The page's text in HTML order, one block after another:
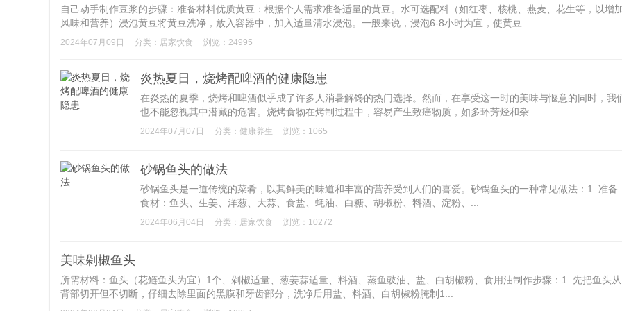
自己动手制作豆浆的步骤：准备材料优质黄豆：根据个人需求准备适量的黄豆。水可选配料（如红枣、核桃、燕麦、花生等，以增
风味和营养）浸泡黄豆将黄豆洗净，放入容器中，加入适量清水浸泡。一般来说，浸泡6-8小时为宜，使黄豆...
2024年07月09日 分类： 居家饮食 浏览：24995
炎热夏日，烧烤配啤酒的健康隐患
在炎热的夏季，烧烤和啤酒似乎成了许多人消暑解馋的热门选择。然而，在享受这一时的美味与惬意的同时，我
也不能忽视其中潜藏的危害。烧烤食物在烤制过程中，容易产生致癌物质，如多环芳烃和杂...
2024年07月07日 分类： 健康养生 浏览：1065
砂锅鱼头的做法
砂锅鱼头是一道传统的菜肴，以其鲜美的味道和丰富的营养受到人们的喜爱。砂锅鱼头的一种常见做法：1. 准备
食材：鱼头、生姜、洋葱、大蒜、食盐、蚝油、白糖、胡椒粉、料酒、淀粉、...
2024年06月04日 分类： 居家饮食 浏览：10272
美味剁椒鱼头
所需材料：鱼头（花鲢鱼头为宜）1个、剁椒适量、葱姜蒜适量、料酒、蒸鱼豉油、盐、白胡椒粉、食用油制作步骤：1. 先把鱼头从
背部切开但不切断，仔细去除里面的黑膜和牙齿部分，洗净后用盐、料酒、白胡椒粉腌制1...